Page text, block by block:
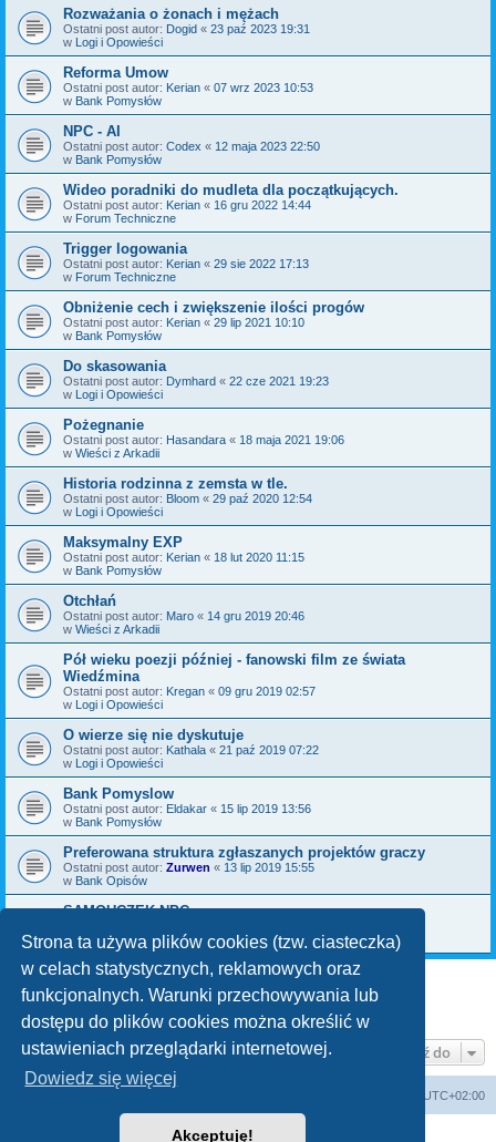
Strona ta używa plików cookies (tzw. ciasteczka)
w celach statystycznych, reklamowych oraz
funkcjonalnych. Warunki przechowywania lub
dostępu do plików cookies można określić w
ustawieniach przeglądarki internetowej.
Dowiedz się więcej
Akceptuję!
Rozważania o żonach i mężach
Ostatni post autor: Dogid « 23 paź 2023 19:31
w Logi i Opowieści
Reforma Umow
Ostatni post autor: Kerian « 07 wrz 2023 10:53
w Bank Pomysłów
NPC - AI
Ostatni post autor: Codex « 12 maja 2023 22:50
w Bank Pomysłów
Wideo poradniki do mudleta dla początkujących.
Ostatni post autor: Kerian « 16 gru 2022 14:44
w Forum Techniczne
Trigger logowania
Ostatni post autor: Kerian « 29 sie 2022 17:13
w Forum Techniczne
Obniżenie cech i zwiększenie ilości progów
Ostatni post autor: Kerian « 29 lip 2021 10:10
w Bank Pomysłów
Do skasowania
Ostatni post autor: Dymhard « 22 cze 2021 19:23
w Logi i Opowieści
Pożegnanie
Ostatni post autor: Hasandara « 18 maja 2021 19:06
w Wieści z Arkadii
Historia rodzinna z zemsta w tle.
Ostatni post autor: Bloom « 29 paź 2020 12:54
w Logi i Opowieści
Maksymalny EXP
Ostatni post autor: Kerian « 18 lut 2020 11:15
w Bank Pomysłów
Otchłań
Ostatni post autor: Maro « 14 gru 2019 20:46
w Wieści z Arkadii
Pół wieku poezji później - fanowski film ze świata
Wiedźmina
Ostatni post autor: Kregan « 09 gru 2019 02:57
w Logi i Opowieści
O wierze się nie dyskutuje
Ostatni post autor: Kathala « 21 paź 2019 07:22
w Logi i Opowieści
Bank Pomyslow
Ostatni post autor: Eldakar « 15 lip 2019 13:56
w Bank Pomysłów
Preferowana struktura zgłaszanych projektów graczy
Ostatni post autor: Zurwen « 13 lip 2019 15:55
w Bank Opisów
SAMOUCZEK NPC
w Bank Pomysłów
Znaleziono 70 wyników 2
Przejdź do
UTC+02:00
Technologię dostarczaphpBB® Forum Software © phpBB Limited